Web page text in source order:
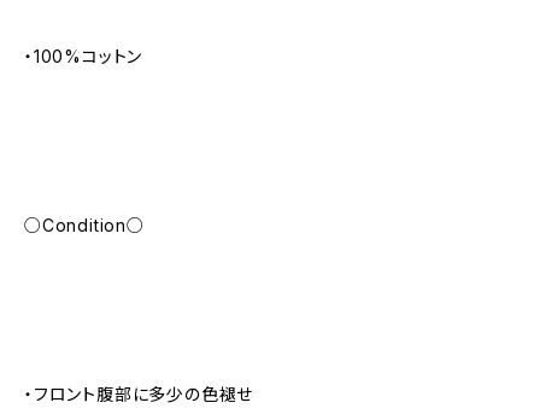
・100%コットン
○Condition○
・フロント腹部に多少の色褪せ